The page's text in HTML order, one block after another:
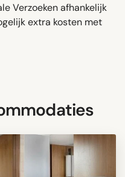
Verzoeken afhankelijk
extra kosten met